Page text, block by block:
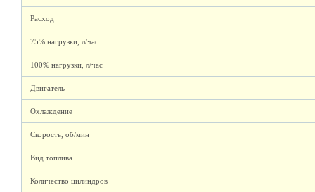
Расход
75% нагрузки, л/час
100% нагрузки, л/час
Двигатель
Охлаждение
Скорость, об/мин
Вид топлива
Количество цилиндров